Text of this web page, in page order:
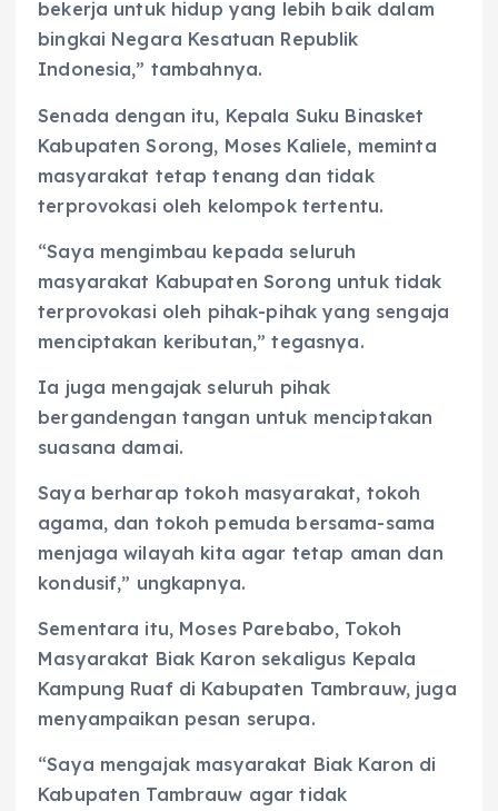
bekerja untuk hidup yang lebih baik dalam
bingkai Negara Kesatuan Republik
Indonesia,” tambahnya.
Senada dengan itu, Kepala Suku Binasket
Kabupaten Sorong, Moses Kaliele, meminta
masyarakat tetap tenang dan tidak
terprovokasi oleh kelompok tertentu.
“Saya mengimbau kepada seluruh
masyarakat Kabupaten Sorong untuk tidak
terprovokasi oleh pihak-pihak yang sengaja
menciptakan keributan,” tegasnya.
Ia juga mengajak seluruh pihak
bergandengan tangan untuk menciptakan
suasana damai.
Saya berharap tokoh masyarakat, tokoh
agama, dan tokoh pemuda bersama-sama
menjaga wilayah kita agar tetap aman dan
kondusif,” ungkapnya.
Sementara itu, Moses Parebabo, Tokoh
Masyarakat Biak Karon sekaligus Kepala
Kampung Ruaf di Kabupaten Tambrauw, juga
menyampaikan pesan serupa.
“Saya mengajak masyarakat Biak Karon di
Kabupaten Tambrauw agar tidak